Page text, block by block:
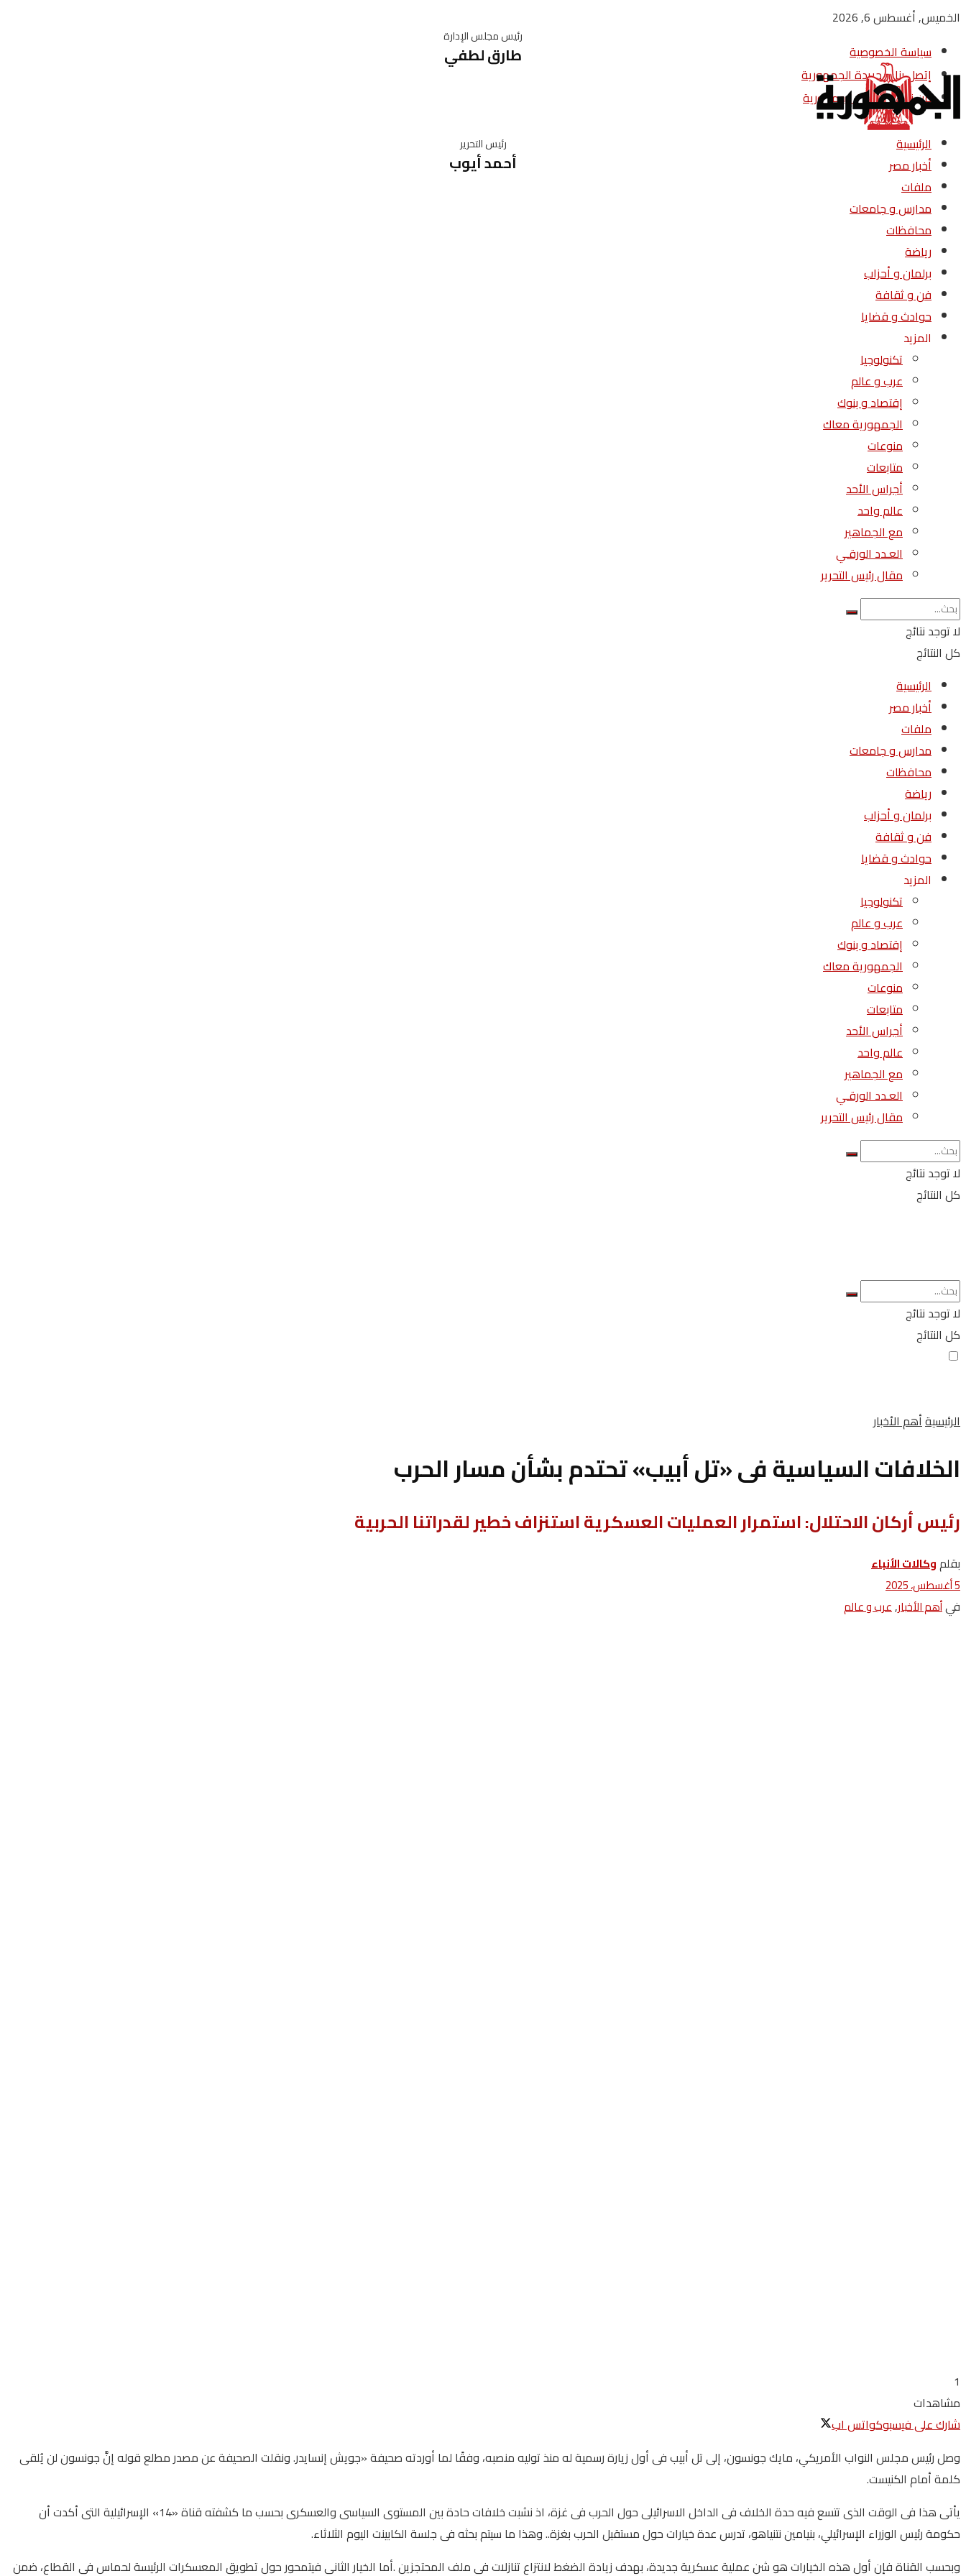
الخميس, أغسطس 6, 2026
سياسة الخصوصية
إتصل بنا – جريدة الجمهورية
من نحن – جريدة الجمهورية
رئيس مجلس الإدارة
طارق لطفي
رئيس التحرير
أحمد أيوب
الرئيسية
أخبار مصر
ملفات
مدارس و جامعات
محافظات
رياضة
برلمان و أحزاب
فن و ثقافة
حوادث و قضايا
المزيد
تكنولوجيا
عرب و عالم
إقتصاد و بنوك
الجمهورية معاك
منوعات
متابعات
أجراس الأحد
عالم واحد
مع الجماهير
العـدد الورقـي
مقال رئيس التحرير
لا توجد نتائج
كل النتائج
الرئيسية
أخبار مصر
ملفات
مدارس و جامعات
محافظات
رياضة
برلمان و أحزاب
فن و ثقافة
حوادث و قضايا
المزيد
تكنولوجيا
عرب و عالم
إقتصاد و بنوك
الجمهورية معاك
منوعات
متابعات
أجراس الأحد
عالم واحد
مع الجماهير
العـدد الورقـي
مقال رئيس التحرير
لا توجد نتائج
كل النتائج
لا توجد نتائج
كل النتائج
الرئيسيةأهم الأخبار
الخلافات السياسية فى «تل أبيب» تحتدم بشأن مسار الحرب
رئيس أركان الاحتلال: استمرار العمليات العسكرية استنزاف خطير لقدراتنا الحربية
بقلموكالات‭ ‬الأنباء
5 أغسطس، 2025
فيأهم الأخبار,عرب و عالم
1
مشاهدات
شارك على فيسبوكواتس اب
وصل رئيس مجلس النواب الأمريكي، مايك جونسون، إلى تل أبيب فى أول زيارة رسمية له منذ توليه منصبه، وفقًا لما أوردته صحيفة «جويش إنسايدر. ونقلت الصحيفة عن مصدر مطلع قوله إنَّ جونسون لن يُلقى
كلمة أمام الكنيست.
يأتى هذا فى الوقت الذى تتسع فيه حدة الخلاف فى الداخل الاسرائيلى حول الحرب فى غزة، اذ نشبت خلافات حادة بين المستوى السياسى والعسكرى بحسب ما كشفته قناة «14» الإسرائيلية التى أكدت أن
حكومة رئيس الوزراء الإسرائيلي، بنيامين نتنياهو، تدرس عدة خيارات حول مستقبل الحرب بغزة.. وهذا ما سيتم بحثه فى جلسة الكابينت اليوم الثلاثاء.
وبحسب القناة فإن أول هذه الخيارات هو شن عملية عسكرية جديدة، بهدف زيادة الضغط لانتزاع تنازلات فى ملف المحتجزين .أما الخيار الثانى فيتمحور حول تطويق المعسكرات الرئيسة لحماس فى القطاع، ضمن